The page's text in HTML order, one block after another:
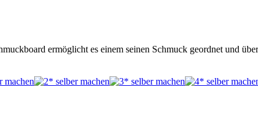
ermöglicht es einem seinen Schmuck geordnet und